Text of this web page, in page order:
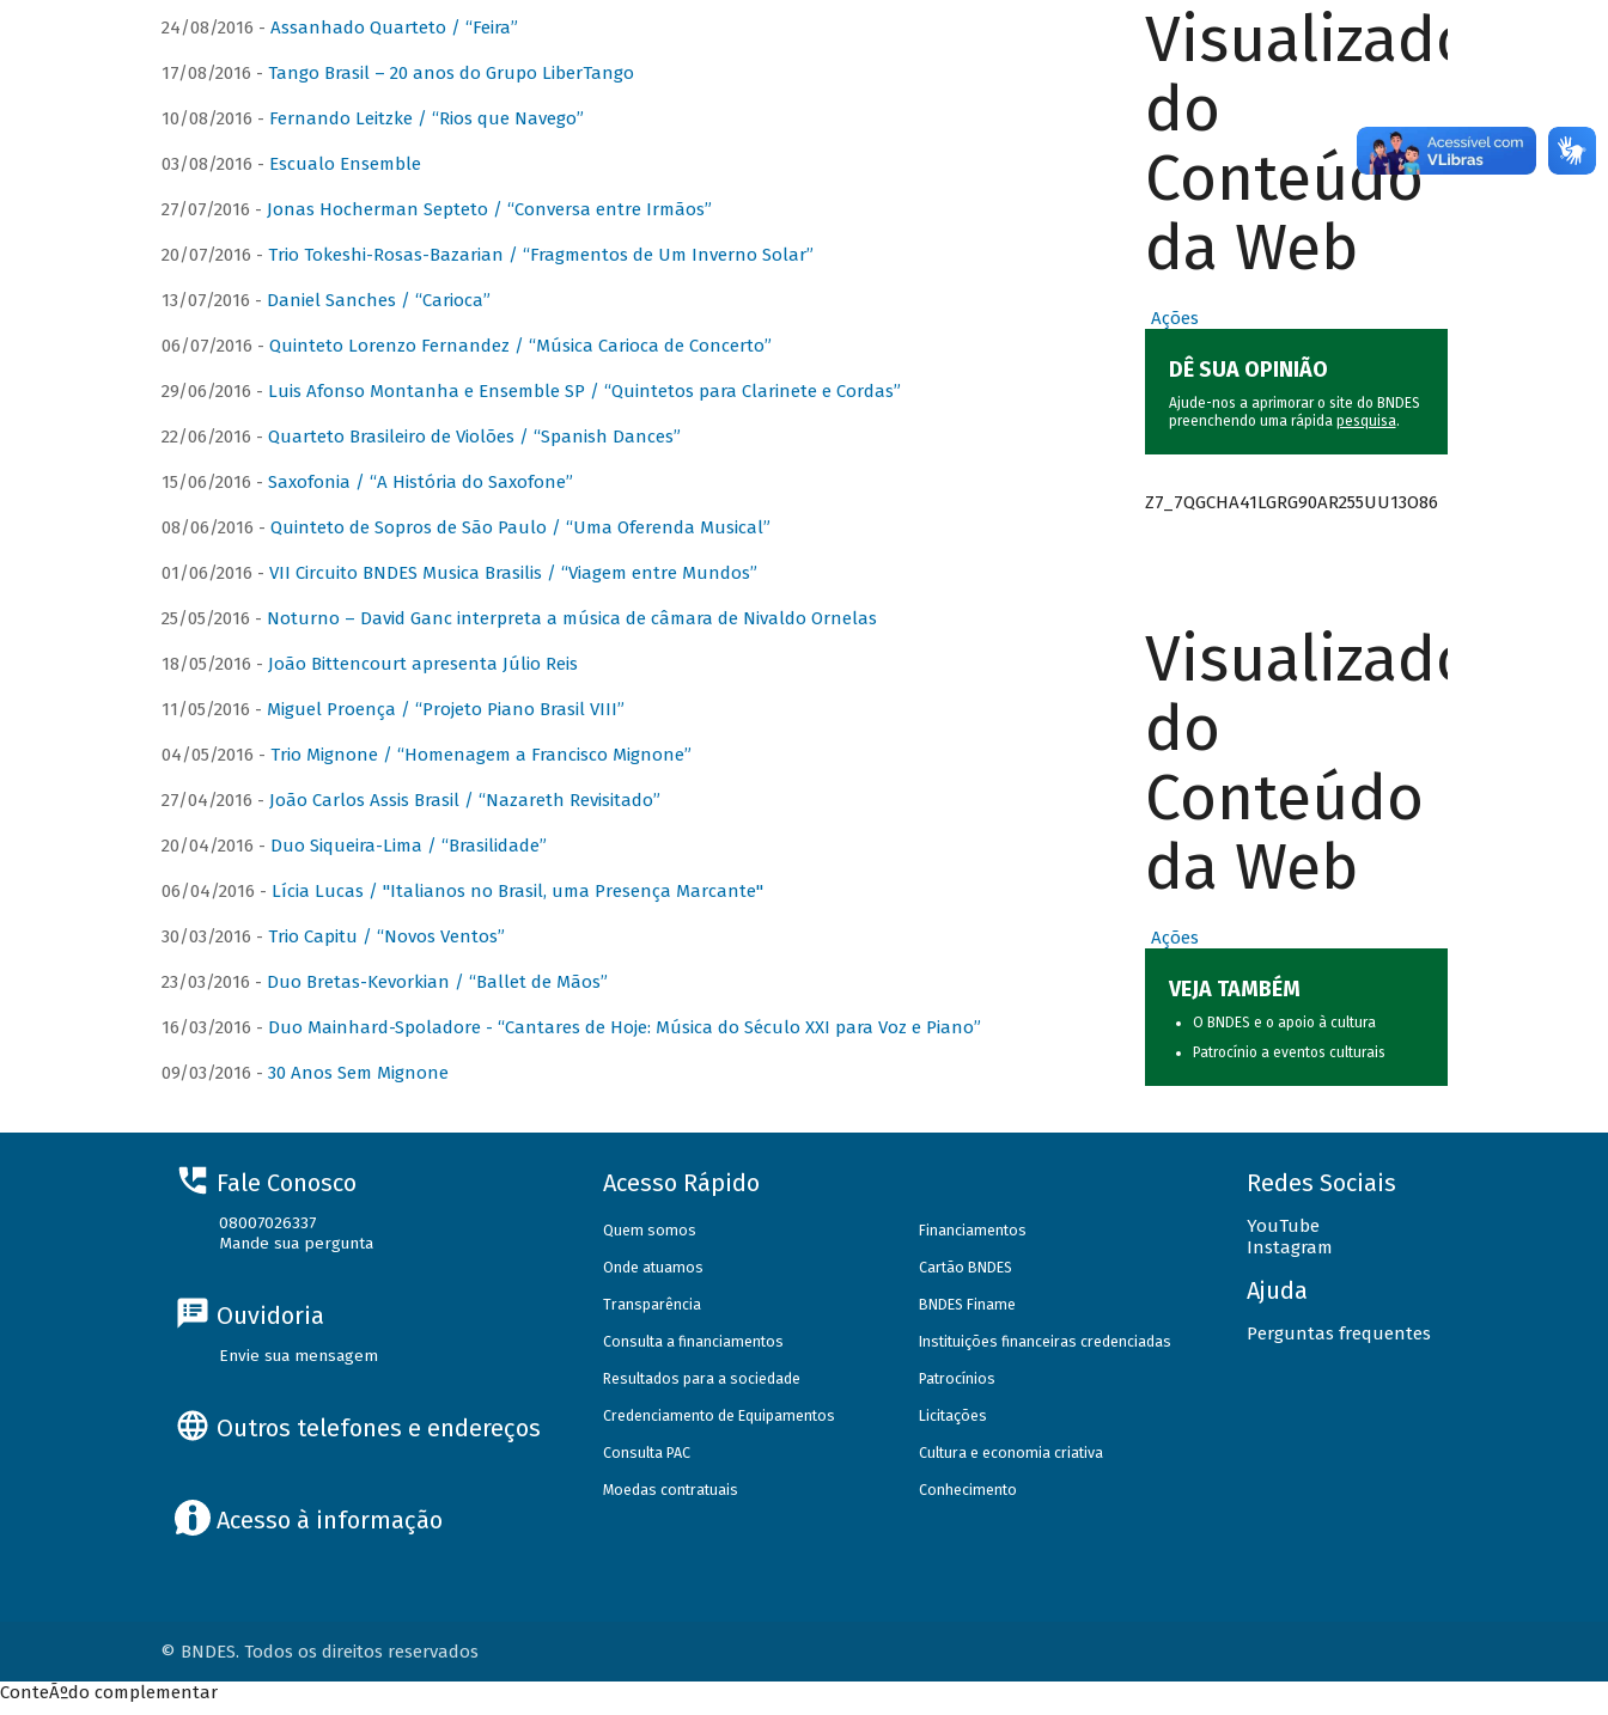
24/08/2016 - Assanhado Quarteto / “Feira”
17/08/2016 - Tango Brasil – 20 anos do Grupo LiberTango
10/08/2016 - Fernando Leitzke / “Rios que Navego”
03/08/2016 - Escualo Ensemble
27/07/2016 - Jonas Hocherman Septeto / “Conversa entre Irmãos”
20/07/2016 - Trio Tokeshi-Rosas-Bazarian / “Fragmentos de Um Inverno Solar”
13/07/2016 - Daniel Sanches / “Carioca”
06/07/2016 - Quinteto Lorenzo Fernandez / “Música Carioca de Concerto”
29/06/2016 - Luis Afonso Montanha e Ensemble SP / “Quintetos para Clarinete e Cordas”
22/06/2016 - Quarteto Brasileiro de Violões / “Spanish Dances”
15/06/2016 - Saxofonia / “A História do Saxofone”
08/06/2016 - Quinteto de Sopros de São Paulo / “Uma Oferenda Musical”
01/06/2016 - VII Circuito BNDES Musica Brasilis / “Viagem entre Mundos”
25/05/2016 - Noturno – David Ganc interpreta a música de câmara de Nivaldo Ornelas
18/05/2016 - João Bittencourt apresenta Júlio Reis
11/05/2016 - Miguel Proença / “Projeto Piano Brasil VIII”
04/05/2016 - Trio Mignone / “Homenagem a Francisco Mignone”
27/04/2016 - João Carlos Assis Brasil / “Nazareth Revisitado”
20/04/2016 - Duo Siqueira-Lima / “Brasilidade”
06/04/2016 - Lícia Lucas / "Italianos no Brasil, uma Presença Marcante"
30/03/2016 - Trio Capitu / “Novos Ventos”
23/03/2016 - Duo Bretas-Kevorkian / “Ballet de Mãos”
16/03/2016 - Duo Mainhard-Spoladore - “Cantares de Hoje: Música do Século XXI para Voz e Piano”
09/03/2016 - 30 Anos Sem Mignone
Visualizador
do
Conteúdo
da Web
Ações
DÊ SUA OPINIÃO
Ajude-nos a aprimorar o site do BNDES
preenchendo uma rápida pesquisa.
Z7_7QGCHA41LGRG90AR255UU13O86
Visualizador
do
Conteúdo
da Web
Ações
VEJA TAMBÉM
O BNDES e o apoio à cultura
Patrocínio a eventos culturais
Fale Conosco
08007026337
Mande sua pergunta
Ouvidoria
Envie sua mensagem
Outros telefones e endereços
Acesso à informação
Acesso Rápido
Quem somos
Onde atuamos
Transparência
Consulta a financiamentos
Resultados para a sociedade
Credenciamento de Equipamentos
Consulta PAC
Moedas contratuais
Financiamentos
Cartão BNDES
BNDES Finame
Instituições financeiras credenciadas
Patrocínios
Licitações
Cultura e economia criativa
Conhecimento
Redes Sociais
YouTube
Instagram
Ajuda
Perguntas frequentes
© BNDES. Todos os direitos reservados
ConteÃºdo complementar